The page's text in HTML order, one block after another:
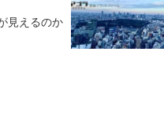
見えるのか